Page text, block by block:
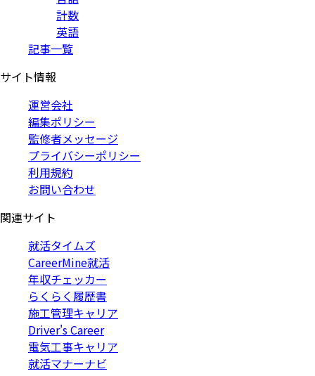
計数
英語
記事一覧
サイト情報
運営会社
編集ポリシー
監修者メッセージ
プライバシーポリシー
利用規約
お問い合わせ
関連サイト
就活タイムズ
CareerMine就活
年収チェッカー
らくらく履歴書
施工管理キャリア
Driver's Career
電気工事キャリア
就活マナーナビ